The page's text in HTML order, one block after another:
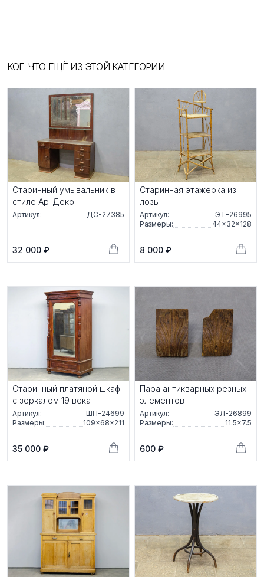
КОЕ-ЧТО ЕЩЁ ИЗ ЭТОЙ КАТЕГОРИИ
Старинный умывальник в
стиле Ар-Деко
Артикул: ДС-27385
32 000 ₽
Старинная этажерка из
лозы
Артикул:
ЭТ-26995
Размеры:
44×32×128
8 000 ₽
Старинный платяной шкаф
с зеркалом 19 века
Артикул:
ШП-24699
Размеры:
109×68×211
35 000 ₽
Пара антикварных резных
элементов
Артикул:
ЭЛ-26899
Размеры:
11.5×7.5
600 ₽